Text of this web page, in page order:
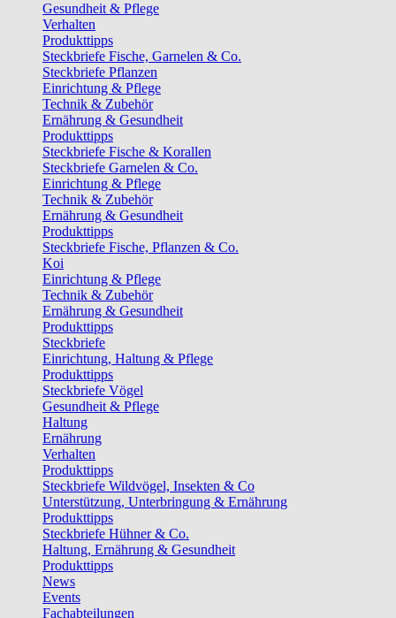
Gesundheit & Pflege
Verhalten
Produkttipps
Steckbriefe Fische, Garnelen & Co.
Steckbriefe Pflanzen
Einrichtung & Pflege
Technik & Zubehör
Ernährung & Gesundheit
Produkttipps
Steckbriefe Fische & Korallen
Steckbriefe Garnelen & Co.
Einrichtung & Pflege
Technik & Zubehör
Ernährung & Gesundheit
Produkttipps
Steckbriefe Fische, Pflanzen & Co.
Koi
Einrichtung & Pflege
Technik & Zubehör
Ernährung & Gesundheit
Produkttipps
Steckbriefe
Einrichtung, Haltung & Pflege
Produkttipps
Steckbriefe Vögel
Gesundheit & Pflege
Haltung
Ernährung
Verhalten
Produkttipps
Steckbriefe Wildvögel, Insekten & Co
Unterstützung, Unterbringung & Ernährung
Produkttipps
Steckbriefe Hühner & Co.
Haltung, Ernährung & Gesundheit
Produkttipps
News
Events
Fachabteilungen